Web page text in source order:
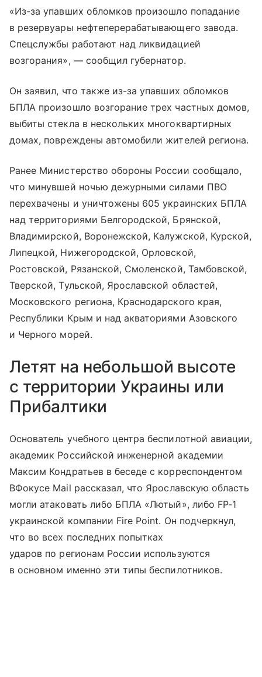
«Из-за упавших обломков произошло попадание
в резервуары нефтеперерабатывающего завода.
Спецслужбы работают над ликвидацией
возгорания», — сообщил губернатор.
Он заявил, что также из-за упавших обломков
БПЛА произошло возгорание трех частных домов,
выбиты стекла в нескольких многоквартирных
домах, повреждены автомобили жителей региона.
Ранее Министерство обороны России сообщало,
что минувшей ночью дежурными силами ПВО
перехвачены и уничтожены 605 украинских БПЛА
над территориями Белгородской, Брянской,
Владимирской, Воронежской, Калужской, Курской,
Липецкой, Нижегородской, Орловской,
Ростовской, Рязанской, Смоленской, Тамбовской,
Тверской, Тульской, Ярославской областей,
Московского региона, Краснодарского края,
Республики Крым и над акваториями Азовского
и Черного морей.
Летят на небольшой высоте
с территории Украины или
Прибалтики
Основатель учебного центра беспилотной авиации,
академик Российской инженерной академии
Максим Кондратьев в беседе с корреспондентом
ВФокусе Mail рассказал, что Ярославскую область
могли атаковать либо БПЛА «Лютый», либо FP-1
украинской компании Fire Point. Он подчеркнул,
что во всех последних попытках
ударов по регионам России используются
в основном именно эти типы беспилотников.